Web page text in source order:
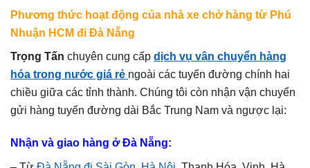
Phương thức hoạt động của nhà xe chở hàng từ Phú
Nhuận HCM đi Đà Nẵng
Trọng Tấn chuyên cung cấp dịch vụ vận chuyển hàng
hóa trong nước giá rẻ ngoài các tuyến đường chính hai
chiều giữa các tỉnh thành. Chúng tôi còn nhận vận chuyển
gửi hàng tuyến đường dài Bắc Trung Nam và ngược lại:
Nhận và giao hàng ở Đà Nẵng: